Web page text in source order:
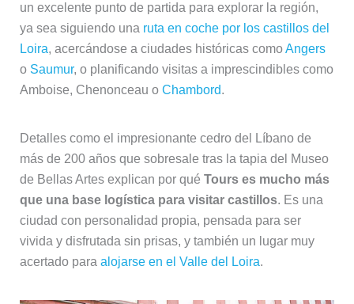
un excelente punto de partida para explorar la región,
ya sea siguiendo una ruta en coche por los castillos del
Loira, acercándose a ciudades históricas comoAngers
o Saumur, o planificando visitas a imprescindibles como
Amboise, Chenonceau o Chambord.
Detalles como el impresionante cedro del Líbano de
más de 200 años que sobresale tras la tapia del Museo
de Bellas Artes explican por qué Tours es mucho más
que una base logística para visitar castillos. Es una
ciudad con personalidad propia, pensada para ser
vivida y disfrutada sin prisas, y también un lugar muy
acertado para alojarse en el Valle del Loira.